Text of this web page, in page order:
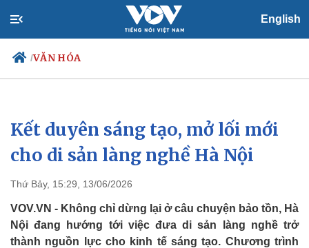
English
/VĂN HÓA
Chính trị
Đảng
Tổ chức nhân sự
Nhận diện sự thật
Xã hội
Tin 24h
Dự báo thời tiết
Việc làm
Biển đảo
Kết duyên sáng tạo, mở lối mới
cho di sản làng nghề Hà Nội
Thứ Bảy, 15:29, 13/06/2026
VOV.VN - Không chỉ dừng lại ở câu chuyện bảo tồn, Hà
Nội đang hướng tới việc đưa di sản làng nghề trở
thành nguồn lực cho kinh tế sáng tạo. Chương trình